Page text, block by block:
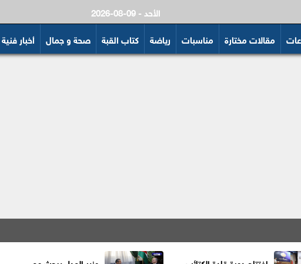
2026-08-09 - الأحد
مقالات مختارة مناسبات رياضة كتاب القبة صحة و جمال أخبار فنية